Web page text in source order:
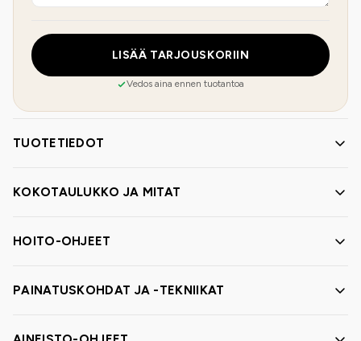
LISÄÄ TARJOUSKORIIN
Vedos aina ennen tuotantoa
TUOTETIEDOT
KOKOTAULUKKO JA MITAT
HOITO-OHJEET
PAINATUSKOHDAT JA -TEKNIIKAT